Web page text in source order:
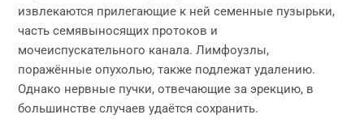
извлекаются прилегающие к ней семенные пузырьки,
часть семявыносящих протоков и
мочеиспускательного канала. Лимфоузлы,
поражённые опухолью, также подлежат удалению.
Однако нервные пучки, отвечающие за эрекцию, в
большинстве случаев удаётся сохранить.